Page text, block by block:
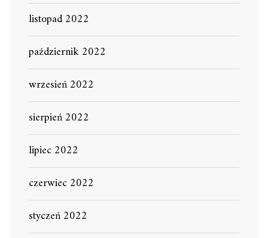
listopad 2022
październik 2022
wrzesień 2022
sierpień 2022
lipiec 2022
czerwiec 2022
styczeń 2022